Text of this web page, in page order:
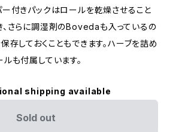
ー付きパックはロールを乾燥させること
、さらに調湿剤のBovedaも入っているの
存しておくこともできます。ハーブを詰め
も付属しています。
shipping available
Sold out